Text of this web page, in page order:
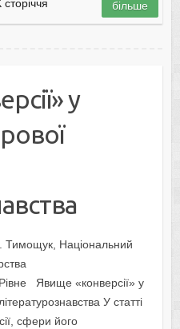
більше
у
Національний
Явище «конверсії» у
У статті
сфери його